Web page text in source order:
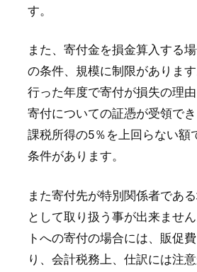
す。
また、寄付金を損金算入する
の条件、規模に制限がありま
行った年度で寄付が損失の理由
寄付についての証憑が受領で
課税所得の5％を上回らない額
条件があります。
また寄付先が特別関係者であ
として取り扱う事が出来ませ
トへの寄付の場合には、販促
り、会計税務上、仕訳には注